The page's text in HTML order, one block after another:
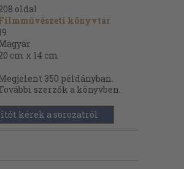
oldal
könyvtár
cm x 14 cm
350 példányban.
szerzők a könyvben.
kérek a sorozatról